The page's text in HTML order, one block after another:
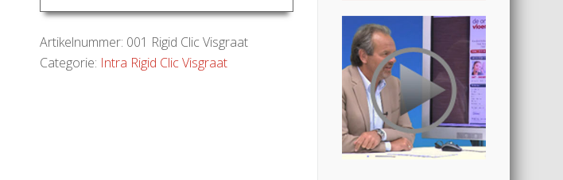
Artikelnummer: 001 Rigid Clic Visgraat
Categorie: Intra Rigid Clic Visgraat